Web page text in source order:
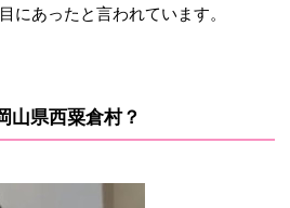
にあったと言われています。
山県西粟倉村？